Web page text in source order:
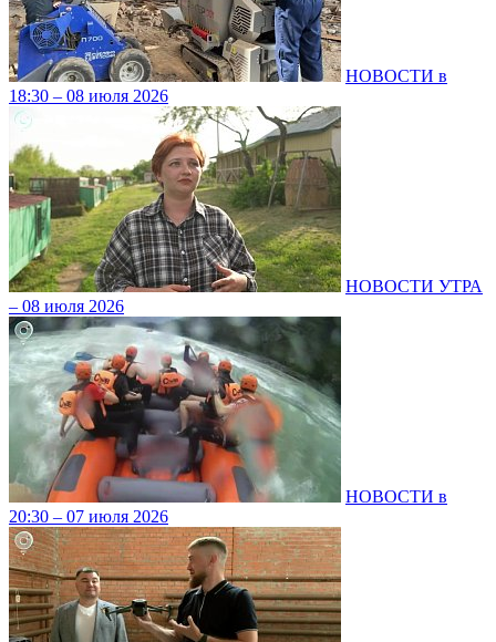
НОВОСТИ в
18:30 – 08 июля 2026
НОВОСТИ УТРА
– 08 июля 2026
НОВОСТИ в
20:30 – 07 июля 2026